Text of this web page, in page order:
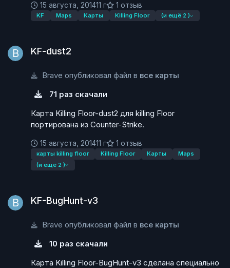
15 августа, 201411 г 1 отзыв
KF Maps Карты Killing Floor (и ещё 2 )
KF-dust2
Brave опубликовал файл в все карты
71 раз скачали
Карта Killing Floor-dust2 для killing Floor
портирована из Counter-Strike.
15 августа, 201411 г 1 отзыв
карты killing floor Killing Floor Карты
Maps
(и ещё 2 )
KF-BugHunt-v3
Brave опубликовал файл в все карты
10 раз скачали
Карта Killing Floor-BugHunt-v3 сделана специально